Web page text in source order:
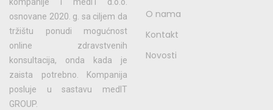
kompanije T medIT d.o.o.
osnovane 2020. g. sa ciljem da
tržištu ponudi mogućnost
online zdravstvenih
konsultacija, onda kada je
zaista potrebno. Kompanija
posluje u sastavu medIT
GROUP.
O nama
Kontakt
Novosti